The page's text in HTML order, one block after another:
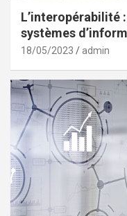
L’interopérabilité
systèmes
18/05/2023 admin